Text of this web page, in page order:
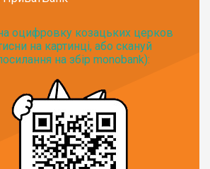
оцифровку козацьких церков
на картинці, або скануй
на збір monobank):